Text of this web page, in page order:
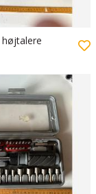
højtalere